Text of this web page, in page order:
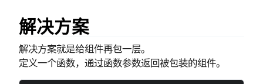
解决方案
解决方案就是给组件再包一层。
定义一个函数，通过函数参数返回被包装的组件。